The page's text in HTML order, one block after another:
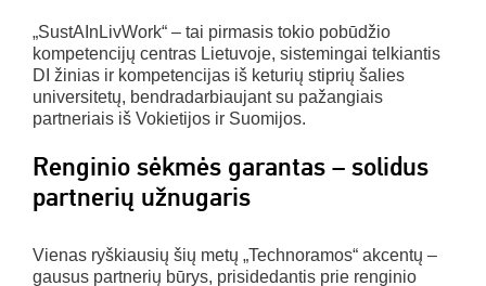
„SustAInLivWork“ – tai pirmasis tokio pobūdžio
kompetencijų centras Lietuvoje, sistemingai telkiantis
DI žinias ir kompetencijas iš keturių stiprių šalies
universitetų, bendradarbiaujant su pažangiais
partneriais iš Vokietijos ir Suomijos.
Renginio sėkmės garantas – solidus
partnerių užnugaris
Vienas ryškiausių šių metų „Technoramos“ akcentų –
gausus partnerių būrys, prisidedantis prie renginio